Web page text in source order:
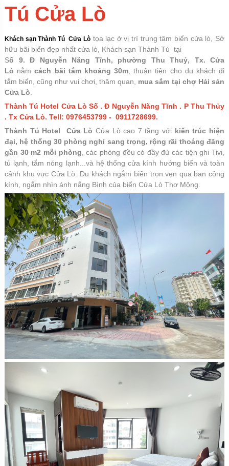
Tú Cửa Lò
Khách sạn Thành Tú Cửa Lòtọa lạc ở vị trí trung tâm biển cửa lò, Sở
hữu bãi biển đẹp nhất cửa lò, Khách sạn Thành Tú tại
Số 9. Đ Nguyễn Năng Tĩnh, phường Thu Thuỷ, Tx. Cửa
Lò nằmcách bãi tắm khoảng 30m, thuận tiện cho du khách đi
tắm biển, cũng như vui chơi, thăm quan, mua sắm tại chợ Hải sản
Cửa Lò.
Thành Tú Hotel Cửa Lò Số . Đ Nguyễn Năng Tĩnh . P Thu Thủy
. Tx Cửa Lò. Tell: 0976453799 - 0911728699.
Thành Tú Hotel Cửa Lò Cửa Lò cao 7 tầng với kiến trúc hiện
đại, hệ thống 30 phòng nghỉ sang trọng, rộng rãi thoáng đãng
gần 30 m2 mỗi phòng, các phòng đều có đầy đủ các tiện ghi Tivi,
tủ lạnh, tắm nóng lạnh...và hệ thống cửa kính hướng biển và toàn
cảnh khu vực Cửa Lò. Du khách ngắm biển trọn vẹn qua ban công
kính, ngắm nhìn ánh nắng Bình của biển Cửa Lò Thơ Mộng.